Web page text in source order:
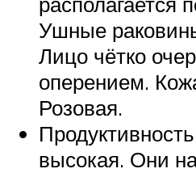
Ушные
Лицо чётко
оперением.
Розовая.
высокая. Они